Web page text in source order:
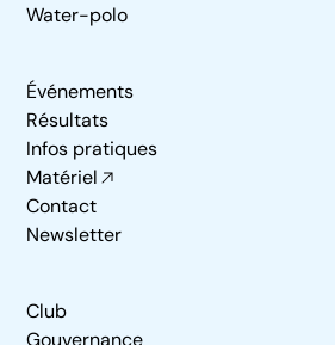
Water-polo
Événements
Résultats
Infos pratiques
Matériel
Contact
Newsletter
Club
Gouvernance